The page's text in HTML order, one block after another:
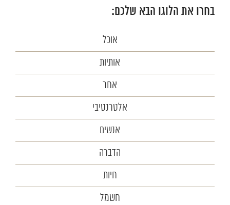
בחרו את הלוגו הבא שלכם:
אוכל
אותיות
אחר
אלטרנטיבי
אנשים
הדברה
חיות
חשמל